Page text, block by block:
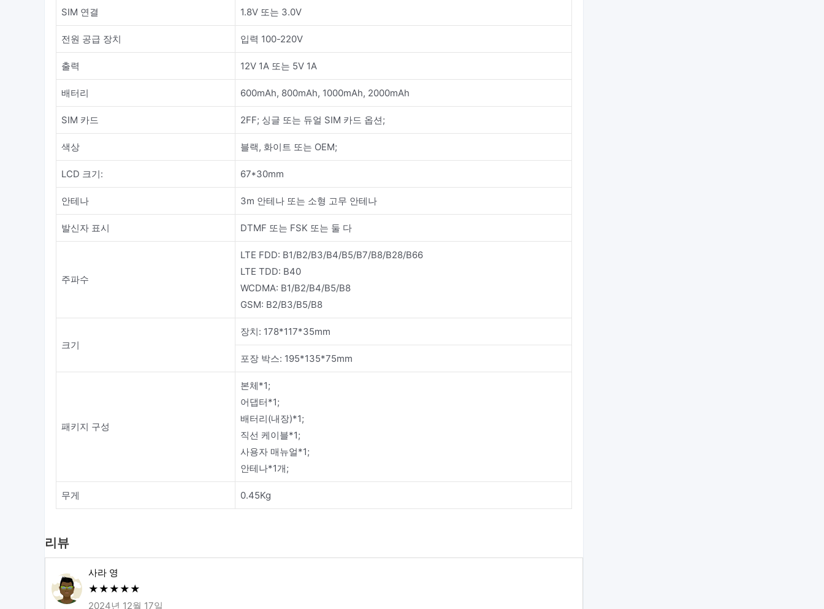
SIM 연결 1.8V 또는 3.0V
전원 공급 장치 입력 100-220V
출력 12V 1A 또는 5V 1A
배터리 600mAh, 800mAh, 1000mAh, 2000mAh
SIM 카드 2FF; 싱글 또는 듀얼 SIM 카드 옵션;
색상 블랙, 화이트 또는 OEM;
LCD 크기: 67*30mm
안테나 3m 안테나 또는 소형 고무 안테나
발신자 표시 DTMF 또는 FSK 또는 둘 다
주파수
LTE FDD: B1/B2/B3/B4/B5/B7/B8/B28/B66
LTE TDD: B40
WCDMA: B1/B2/B4/B5/B8
GSM: B2/B3/B5/B8
크기
장치: 178*117*35mm
포장 박스: 195*135*75mm
패키지 구성
본체*1;
어댑터*1;
배터리(내장)*1;
직선 케이블*1;
사용자 매뉴얼*1;
안테나*1개;
무게 0.45Kg
리뷰
사라 영
★ ★ ★ ★ ★
2024년 12월 17일